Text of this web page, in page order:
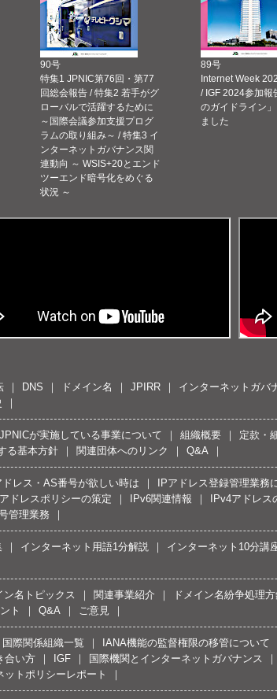
90号
特集1 JPNIC第76回・第77
回総会報告 / 特集2 若手がグ
ローバルで活躍するために
～国際会議参加支援プログ
ラムの取り組み～ / 特集3 イ
ンターネットガバナンス関
連動向 ～ WSIS+20とエンド
ツーエンド暗号化をめぐる
状況 ～
89号
Internet Week
/ IGF 2024参加報
のガイドライン
ました
DNS ドメイン名 JPIRR
インターネットガバ
JPNICが実施している事業について 組織概要
定款・
る基本方針 関連団体へのリンク Q&A
ドレス・AS番号が欲しい時は
IPアドレス登録管理業務
アドレスポリシーの策定 IPv6関連情報
IPv4アドレ
管理業務
インターネット用語1分解説
インターネット10分講
ン名トピックス 関連事業紹介
ドメイン名紛争処理
ト Q&A ご意見
国際関係組織一覧
IANA機能の監督権限の移管について
合い方
IGF
国際機関とインターネットガバナンス
ットポリシーレポート